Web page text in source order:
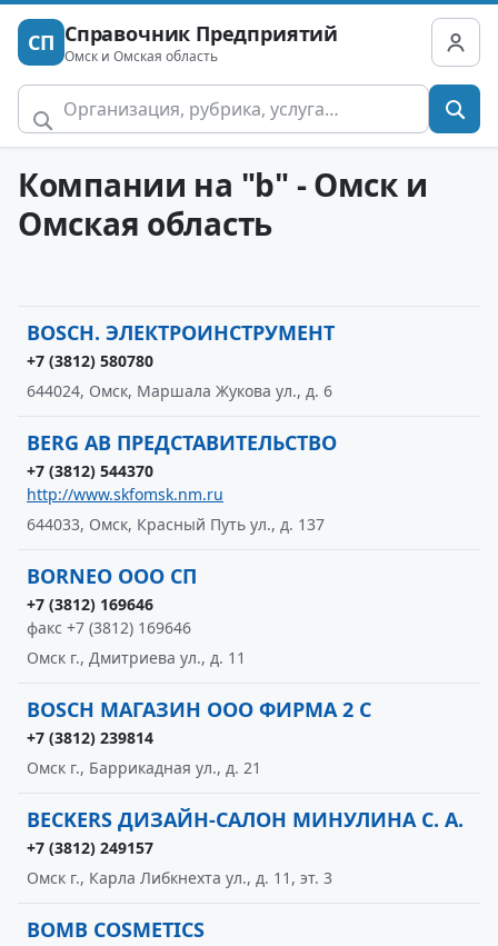
СП Справочник Предприятий
Омск и Омская область
Компании на "b" - Омск и
Омская область
BOSCH. ЭЛЕКТРОИНСТРУМЕНТ
+7 (3812) 580780
644024, Омск, Маршала Жукова ул., д. 6
BERG AB ПРЕДСТАВИТЕЛЬСТВО
+7 (3812) 544370
http://www.skfomsk.nm.ru
644033, Омск, Красный Путь ул., д. 137
BORNEO ООО СП
+7 (3812) 169646
факс +7 (3812) 169646
Омск г., Дмитриева ул., д. 11
BOSCH МАГАЗИН ООО ФИРМА 2 С
+7 (3812) 239814
Омск г., Баррикадная ул., д. 21
BECKERS ДИЗАЙН-САЛОН МИНУЛИНА С. А.
+7 (3812) 249157
Омск г., Карла Либкнехта ул., д. 11, эт. 3
BOMB COSMETICS